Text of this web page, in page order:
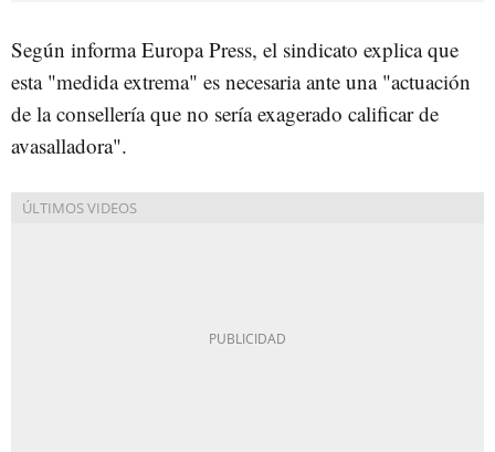
Según informa Europa Press, el sindicato explica que
esta "medida extrema" es necesaria ante una "actuación
de la consellería que no sería exagerado calificar de
avasalladora".